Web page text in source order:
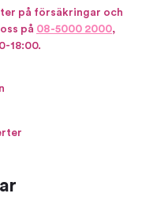
på försäkringar och
på 08-5000 2000,
18:00.